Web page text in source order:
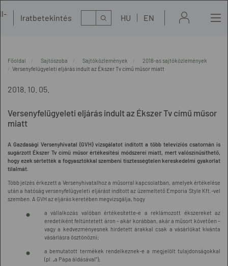
Iratbetekintés Kereső HU EN
Főoldal Sajtószoba Sajtóközlemények
2018-as sajtóközlemények
Versenyfelügyeleti eljárás indult az Ékszer Tv című műsor miatt
2018. 10. 05.
Versenyfelügyeleti eljárás indult az Ékszer Tv című műsor
miatt
A Gazdasági Versenyhivatal (GVH) vizsgálatot indított a több televíziós csatornán is
sugárzott Ékszer Tv című műsor értékesítési módszerei miatt, mert valószínűsíthető,
hogy ezek sértették a fogyasztókkal szembeni tisztességtelen kereskedelmi gyakorlat
tilalmát.
Több jelzés érkezett a Versenyhivatalhoz a műsorral kapcsolatban, amelyek értékelése
után a hatóság versenyfelügyeleti eljárást indított az üzemeltető Emporia Style Kft.-vel
szemben. A GVH az eljárás keretében megvizsgálja, hogy
a vállalkozás valóban értékesítette-e a reklámozott ékszereket az
eredetiként feltüntetett áron – akár korábban, akár a műsort követően –
vagy a kedvezményesnek hirdetett árakkal csak a vásárlókat kívánta
vásárlásra ösztönözni;
a bemutatott termékek rendelkeznek-e a megjelölt tulajdonságokkal
(pl. „a Pápa áldásával”);